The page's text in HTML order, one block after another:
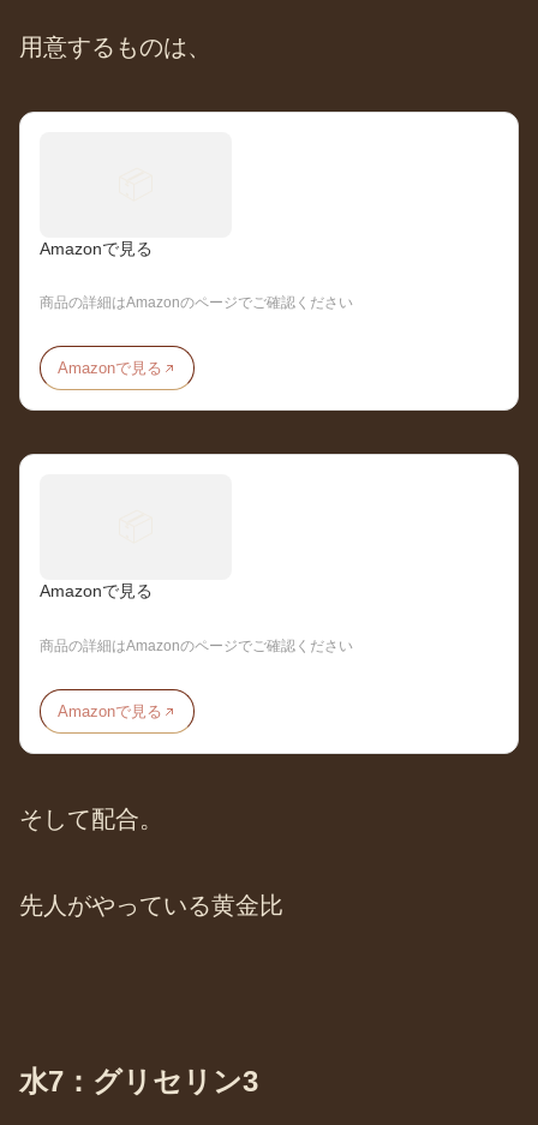
用意するものは、
Amazonで見る
商品の詳細はAmazonのページでご確認ください
Amazonで見る
Amazonで見る
商品の詳細はAmazonのページでご確認ください
Amazonで見る
そして配合。
先人がやっている黄金比
水7：グリセリン3